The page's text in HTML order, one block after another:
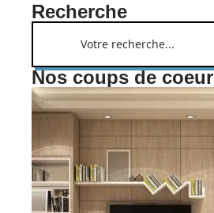
Recherche
Nos coups de coeur